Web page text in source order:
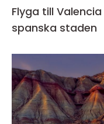
Flyga till
spanska staden